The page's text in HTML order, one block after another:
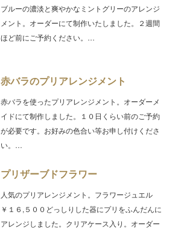
ブルーの濃淡と爽やかなミントグリーのアレンジ
メント。オーダーにて制作いたしました。２週間
ほど前にご予約ください。…
赤バラのプリアレンジメント
赤バラを使ったプリアレンジメント。オーダーメ
イドにて制作しました。１０日くらい前のご予約
が必要です。お好みの色合い等お申し付けくださ
い。…
プリザーブドフラワー
人気のプリアレンジメント。フラワージュエル
￥１６,５００どっしりした器にプリをふんだんに
アレンジしました。クリアケース入り。オーダー